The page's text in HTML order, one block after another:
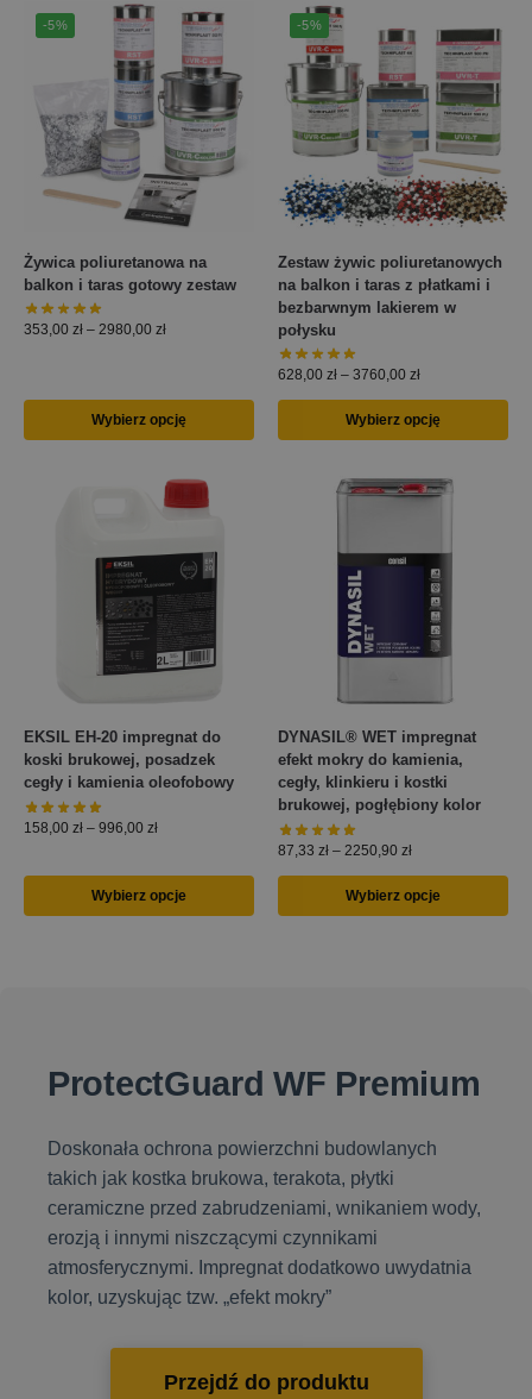
-5%
Żywica poliuretanowa na
balkon i taras gotowy zestaw
353,00 zł – 2980,00 zł
Wybierz opcję
-5%
Zestaw żywic poliuretanowych
na balkon i taras z płatkami i
bezbarwnym lakierem w
połysku
628,00 zł – 3760,00 zł
Wybierz opcję
EKSIL EH-20 impregnat do
koski brukowej, posadzek
cegły i kamienia oleofobowy
158,00 zł – 996,00 zł
Wybierz opcje
DYNASIL® WET impregnat
efekt mokry do kamienia,
cegły, klinkieru i kostki
brukowej, pogłębiony kolor
87,33 zł – 2250,90 zł
Wybierz opcje
ProtectGuard WF Premium
Doskonała ochrona powierzchni budowlanych
takich jak kostka brukowa, terakota, płytki
ceramiczne przed zabrudzeniami, wnikaniem wody,
erozją i innymi niszczącymi czynnikami
atmosferycznymi. Impregnat dodatkowo uwydatnia
kolor, uzyskując tzw. „efekt mokry”
Przejdź do produktu